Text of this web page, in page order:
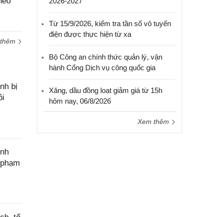
bị
Từ 15/9/2026, kiểm tra tần số vô tuyến
điện được thực hiện từ xa
Bộ Công an chính thức quản lý, vận
hành Cổng Dịch vụ công quốc gia
Xăng, dầu đồng loạt giảm giá từ 15h
hôm nay, 06/8/2026
Xem thêm